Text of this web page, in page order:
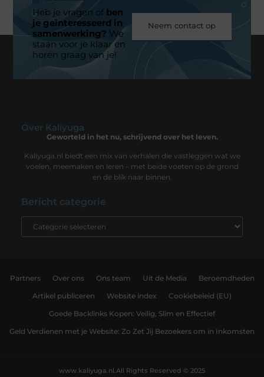
Heb je vragen ofben
je geïnteresseerd in
samenwerking? We
staan voor je klaar en
horen graag van je!
Neem contact op
Over Kaliyuga
Geworteld in het nu, schrijvend over het leven.
Kaliyuga.nl biedt een mix van verhalen die vastleggen wat we
voelen, meemaken en leren – met beide voeten op de grond
en de blik naar binnen.
Bericht categorie
Partners Over ons Ons team Uit de Media Beroemdheden
Artikel publiceren Website index Cookiebeleid (EU)
Goede Backlinks Kopen: Veilig, Slim en Effectief
Geld Verdienen met je Website: Zo Zet Jij Bezoekers om in Inkomsten
All Rights Reserved © 2025
www.kaliyuga.nl.